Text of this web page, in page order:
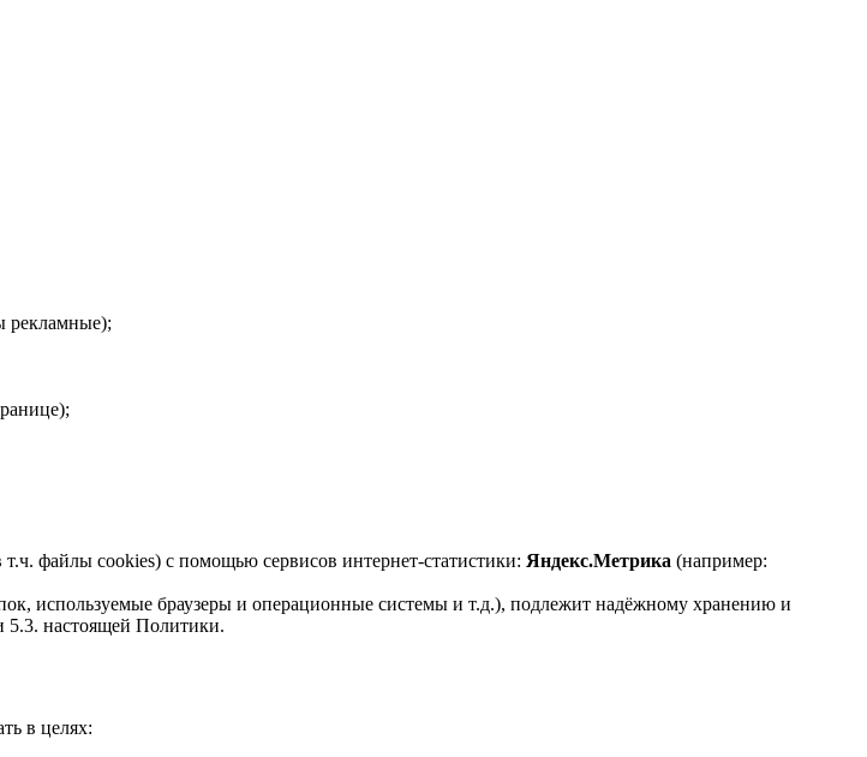
рекламные);
файлы cookies) с помощью сервисов интернет-статистики: Яндекс.Метрика (например:
используемые браузеры и операционные системы и т.д.), подлежит надёжному хранению и
5.3. настоящей Политики.
в целях: